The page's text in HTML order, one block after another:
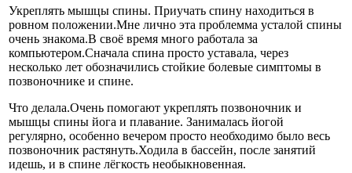
Укреплять мышцы спины. Приучать спину находиться в
ровном положении.Мне лично эта проблемма усталой спины
очень знакома.В своё время много работала за
компьютером.Сначала спина просто уставала, через
несколько лет обозначились стойкие болевые симптомы в
позвоночнике и спине.
Что делала.Очень помогают укреплять позвоночник и
мышцы спины йога и плавание. Занималась йогой
регулярно, особенно вечером просто необходимо было весь
позвоночник растянуть.Ходила в бассейн, после занятий
идешь, и в спине лёгкость необыкновенная.